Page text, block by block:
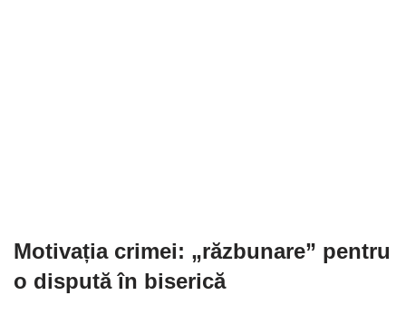
Motivația crimei: „răzbunare” pentru
o dispută în biserică